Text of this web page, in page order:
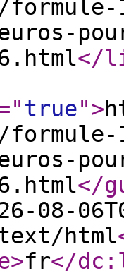
</
true">
</
08-
html
>fr</